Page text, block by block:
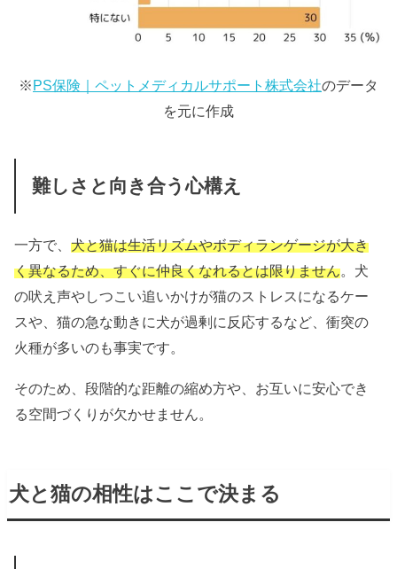
※PS保険｜ペットメディカルサポート株式会社のデータ
を元に作成
難しさと向き合う心構え
一方で、犬と猫は生活リズムやボディランゲージが大き
く異なるため、すぐに仲良くなれるとは限りません。犬
の吠え声やしつこい追いかけが猫のストレスになるケー
スや、猫の急な動きに犬が過剰に反応するなど、衝突の
火種が多いのも事実です。
そのため、段階的な距離の縮め方や、お互いに安心でき
る空間づくりが欠かせません。
犬と猫の相性はここで決まる